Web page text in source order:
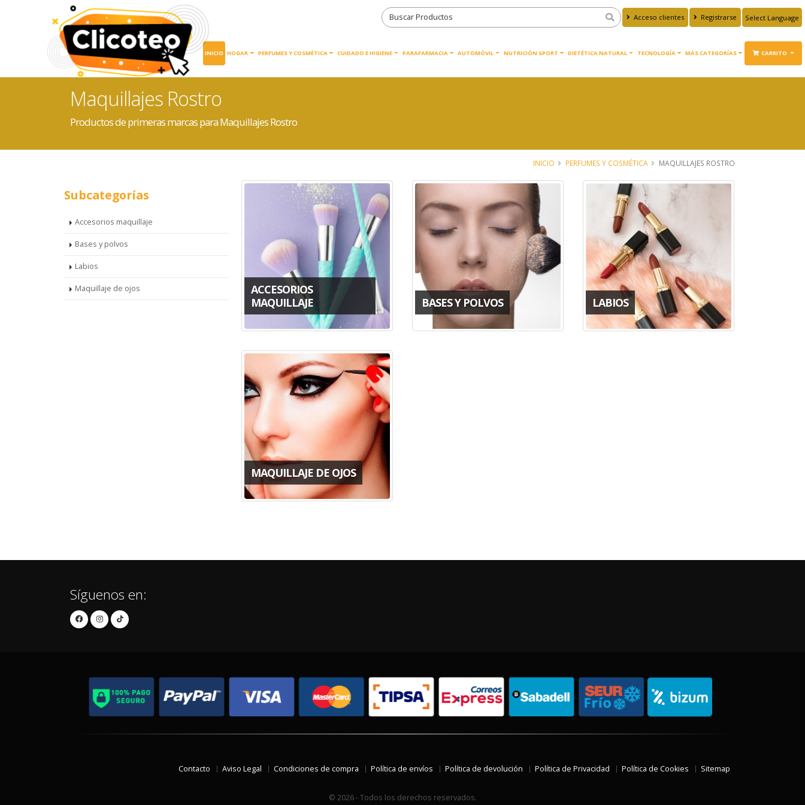
Acceso clientes Registrarse
Translate
INICIO HOGAR PERFUMES Y COSMÉTICA CUIDADO E HIGIENE PARAFARMACIA AUTOMÓVIL NUTRICIÓN SPORT DIETÉTICA NATURAL TECNOLOGÍA MÁS CATEGORÍAS CARRITO
Maquillajes Rostro
Productos de primeras marcas para Maquillajes Rostro
INICIO PERFUMES Y COSMÉTICA MAQUILLAJES ROSTRO
Subcategorías
Accesorios maquillaje
Bases y polvos
Labios
Maquillaje de ojos
ACCESORIOS
MAQUILLAJE
BASES Y POLVOS LABIOS
MAQUILLAJE DE OJOS
Síguenos en:
Contacto Aviso Legal Condiciones de compra Política de envíos Política de devolución Política de Privacidad Política de Cookies Sitemap
© 2026 - Todos los derechos reservados.